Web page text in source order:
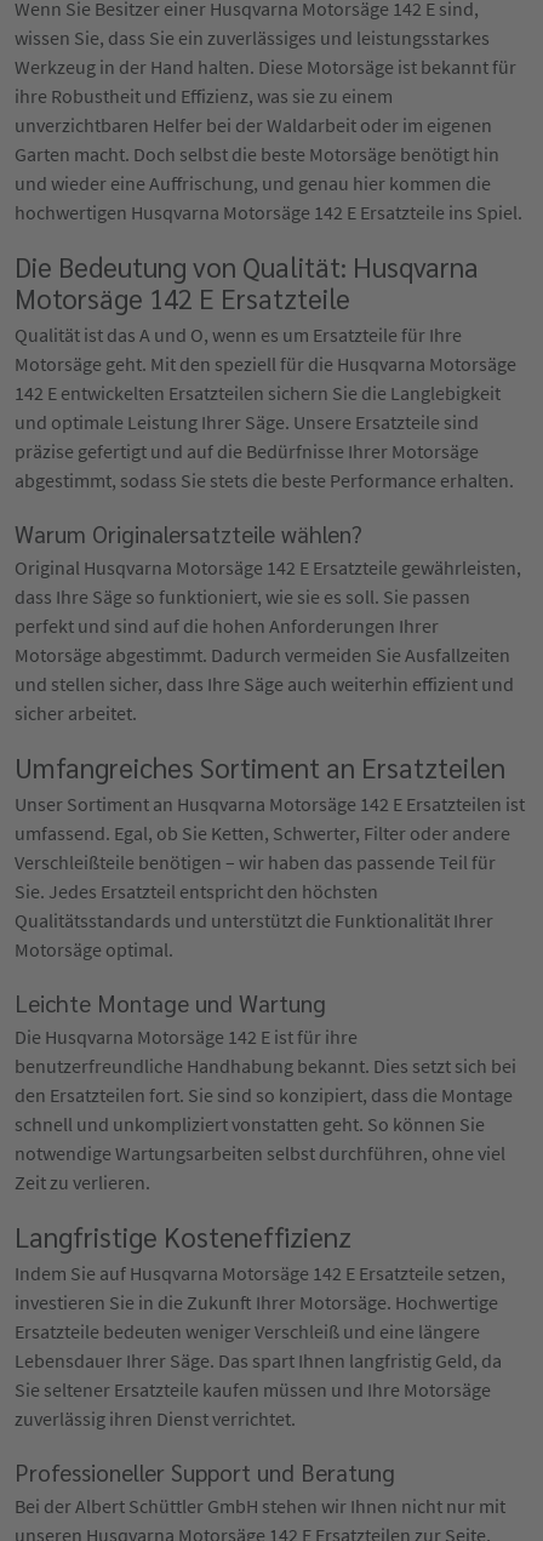
Wenn Sie Besitzer einer Husqvarna Motorsäge 142 E sind,
wissen Sie, dass Sie ein zuverlässiges und leistungsstarkes
Werkzeug in der Hand halten. Diese Motorsäge ist bekannt für
ihre Robustheit und Effizienz, was sie zu einem
unverzichtbaren Helfer bei der Waldarbeit oder im eigenen
Garten macht. Doch selbst die beste Motorsäge benötigt hin
und wieder eine Auffrischung, und genau hier kommen die
hochwertigen Husqvarna Motorsäge 142 E Ersatzteile ins Spiel.
Die Bedeutung von Qualität: Husqvarna
Motorsäge 142 E Ersatzteile
Qualität ist das A und O, wenn es um Ersatzteile für Ihre
Motorsäge geht. Mit den speziell für die Husqvarna Motorsäge
142 E entwickelten Ersatzteilen sichern Sie die Langlebigkeit
und optimale Leistung Ihrer Säge. Unsere Ersatzteile sind
präzise gefertigt und auf die Bedürfnisse Ihrer Motorsäge
abgestimmt, sodass Sie stets die beste Performance erhalten.
Warum Originalersatzteile wählen?
Original Husqvarna Motorsäge 142 E Ersatzteile gewährleisten,
dass Ihre Säge so funktioniert, wie sie es soll. Sie passen
perfekt und sind auf die hohen Anforderungen Ihrer
Motorsäge abgestimmt. Dadurch vermeiden Sie Ausfallzeiten
und stellen sicher, dass Ihre Säge auch weiterhin effizient und
sicher arbeitet.
Umfangreiches Sortiment an Ersatzteilen
Unser Sortiment an Husqvarna Motorsäge 142 E Ersatzteilen ist
umfassend. Egal, ob Sie Ketten, Schwerter, Filter oder andere
Verschleißteile benötigen – wir haben das passende Teil für
Sie. Jedes Ersatzteil entspricht den höchsten
Qualitätsstandards und unterstützt die Funktionalität Ihrer
Motorsäge optimal.
Leichte Montage und Wartung
Die Husqvarna Motorsäge 142 E ist für ihre
benutzerfreundliche Handhabung bekannt. Dies setzt sich bei
den Ersatzteilen fort. Sie sind so konzipiert, dass die Montage
schnell und unkompliziert vonstatten geht. So können Sie
notwendige Wartungsarbeiten selbst durchführen, ohne viel
Zeit zu verlieren.
Langfristige Kosteneffizienz
Indem Sie auf Husqvarna Motorsäge 142 E Ersatzteile setzen,
investieren Sie in die Zukunft Ihrer Motorsäge. Hochwertige
Ersatzteile bedeuten weniger Verschleiß und eine längere
Lebensdauer Ihrer Säge. Das spart Ihnen langfristig Geld, da
Sie seltener Ersatzteile kaufen müssen und Ihre Motorsäge
zuverlässig ihren Dienst verrichtet.
Professioneller Support und Beratung
Bei der Albert Schüttler GmbH stehen wir Ihnen nicht nur mit
unseren Husqvarna Motorsäge 142 E Ersatzteilen zur Seite,